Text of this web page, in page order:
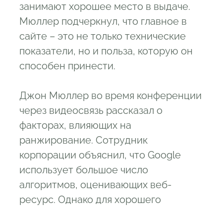
занимают хорошее место в выдаче.
Мюллер подчеркнул, что главное в
сайте – это не только технические
показатели, но и польза, которую он
способен принести.
Джон Мюллер во время конференции
через видеосвязь рассказал о
факторах, влияющих на
ранжирование. Сотрудник
корпорации объяснил, что Google
использует большое число
алгоритмов, оценивающих веб-
ресурс. Однако для хорошего